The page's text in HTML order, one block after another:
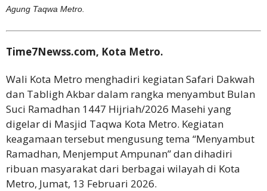
Agung Taqwa Metro.
Time7Newss.com, Kota Metro.
Wali Kota Metro menghadiri kegiatan Safari Dakwah
dan Tabligh Akbar dalam rangka menyambut Bulan
Suci Ramadhan 1447 Hijriah/2026 Masehi yang
digelar di Masjid Taqwa Kota Metro. Kegiatan
keagamaan tersebut mengusung tema “Menyambut
Ramadhan, Menjemput Ampunan” dan dihadiri
ribuan masyarakat dari berbagai wilayah di Kota
Metro, Jumat, 13 Februari 2026.